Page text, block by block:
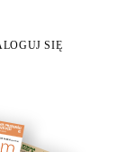
SIĘ